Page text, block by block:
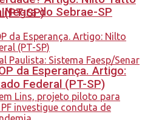
Negra do Sebrae-SP
SP)
da Esperança. Artigo:
Federal (PT-SP)